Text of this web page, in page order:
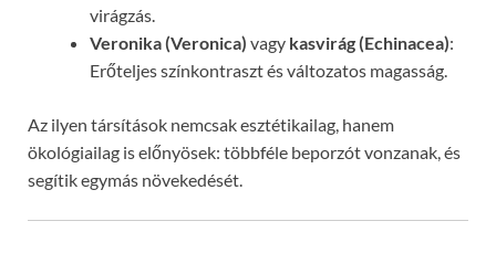
virágzás.
Veronika (Veronica) vagy kasvirág (Echinacea):
Erőteljes színkontraszt és változatos magasság.
Az ilyen társítások nemcsak esztétikailag, hanem
ökológiailag is előnyösek: többféle beporzót vonzanak, és
segítik egymás növekedését.